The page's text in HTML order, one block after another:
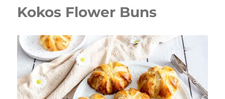
Fladenbrot
Kokos Flower Buns